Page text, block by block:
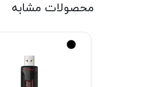
محصولات مشابه